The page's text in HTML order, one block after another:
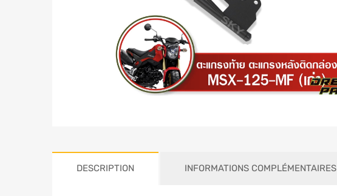
DESCRIPTION INFORMATIONS COMPLÉMENTAIRES